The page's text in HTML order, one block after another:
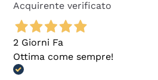
Acquirente verificato
2 Giorni Fa
Ottima come sempre!